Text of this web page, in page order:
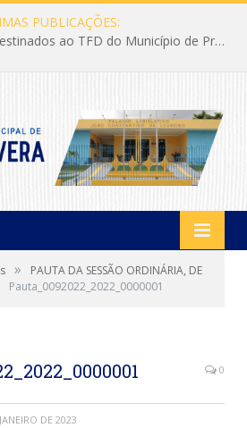
PUBLICAÇÕES:
Entrega dos veículos destinados ao TFD do Município de Primavera
»
PAUTA DA SESSÃO ORDINÁRIA, DE
Pauta_0092022_2022_0000001
0
DE 2023